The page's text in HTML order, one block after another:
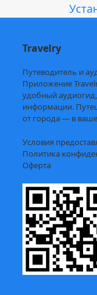
Travelry
Путеводитель и
Приложение
удобный
информации.
от города — в
Условия
Политика
Оферта